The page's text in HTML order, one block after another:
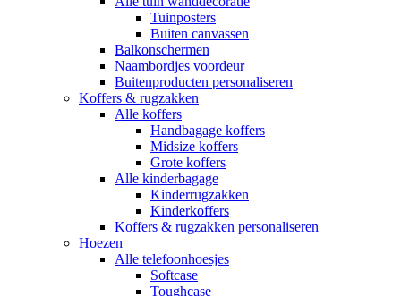
Tuinposters
Buiten canvassen
Balkonschermen
Naambordjes voordeur
Buitenproducten personaliseren
Koffers & rugzakken
Alle koffers
Handbagage koffers
Midsize koffers
Grote koffers
Alle kinderbagage
Kinderrugzakken
Kinderkoffers
Koffers & rugzakken personaliseren
Hoezen
Alle telefoonhoesjes
Softcase
Toughcase